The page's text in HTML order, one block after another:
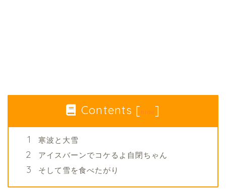
Contents [ hide ]
寒波と大雪
アイスバーンでコケるよ自閉ちゃん
そして雪を食べたがり